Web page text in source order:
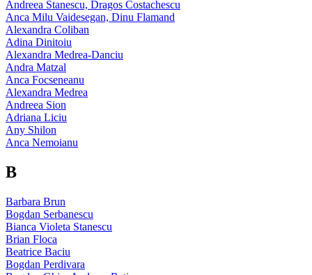
Andreea Stanescu, Dragos Costachescu
Anca Milu Vaidesegan, Dinu Flamand
Alexandra Coliban
Adina Dinitoiu
Alexandra Medrea-Danciu
Andra Matzal
Anca Focseneanu
Alexandra Medrea
Andreea Sion
Adriana Liciu
Any Shilon
Anca Nemoianu
B
Barbara Brun
Bogdan Serbanescu
Bianca Violeta Stanescu
Brian Floca
Beatrice Baciu
Bogdan Perdivara